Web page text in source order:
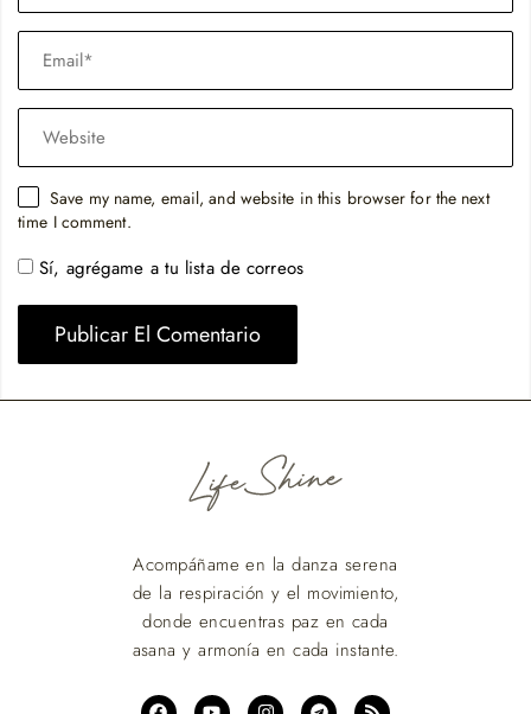
Save my name, email, and website in this browser for the next
time I comment.
Sí, agrégame a tu lista de correos
Acompáñame en la danza serena
de la respiración y el movimiento,
donde encuentras paz en cada
asana y armonía en cada instante.